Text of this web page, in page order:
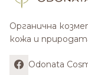
Органична
кожа и
Odonata